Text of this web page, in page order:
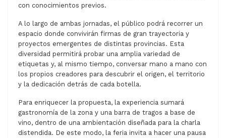
con conocimientos previos.
A lo largo de ambas jornadas, el público podrá recorrer un
espacio donde convivirán firmas de gran trayectoria y
proyectos emergentes de distintas provincias. Esta
diversidad permitirá probar una amplia variedad de
etiquetas y, al mismo tiempo, conversar mano a mano con
los propios creadores para descubrir el origen, el territorio
y la dedicación detrás de cada botella.
Para enriquecer la propuesta, la experiencia sumará
gastronomía de la zona y una barra de tragos a base de
vino, dentro de una ambientación diseñada para la charla
distendida. De este modo, la feria invita a hacer una pausa